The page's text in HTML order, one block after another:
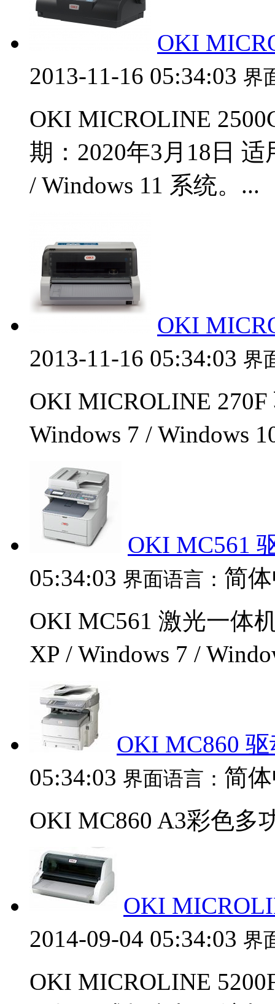
OKI
2013-11-16 05:34:03 界
OKI MICROLINE
期：2020年3月18日 适
/ Windows 11 系统。...
OKI
2013-11-16 05:34:03 界
OKI MICROLINE
Windows 7 / Windows
OKI MC561
05:34:03 界面语言： 简
OKI MC561 激光一体
XP / Windows 7 /
OKI MC860
05:34:03 界面语言： 简
OKI MC860 A3彩色多
OKI
2014-09-04 05:34:03 界
OKI MICROLINE